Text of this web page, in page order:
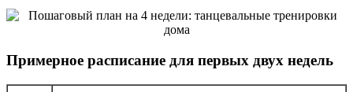
Примерное расписание для первых двух недель